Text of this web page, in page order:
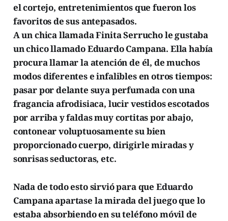
el cortejo, entretenimientos que fueron los
favoritos de sus antepasados.
A un chica llamada Finita Serrucho le gustaba
un chico llamado Eduardo Campana. Ella había
procura llamar la atención de él, de muchos
modos diferentes e infalibles en otros tiempos:
pasar por delante suya perfumada con una
fragancia afrodisiaca, lucir vestidos escotados
por arriba y faldas muy cortitas por abajo,
contonear voluptuosamente su bien
proporcionado cuerpo, dirigirle miradas y
sonrisas seductoras, etc.
Nada de todo esto sirvió para que Eduardo
Campana apartase la mirada del juego que lo
estaba absorbiendo en su teléfono móvil de